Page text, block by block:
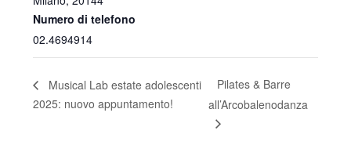
Numero di telefono
02.4694914
Musical Lab estate adolescenti
2025: nuovo appuntamento!
Pilates & Barre
all’Arcobalenodanza